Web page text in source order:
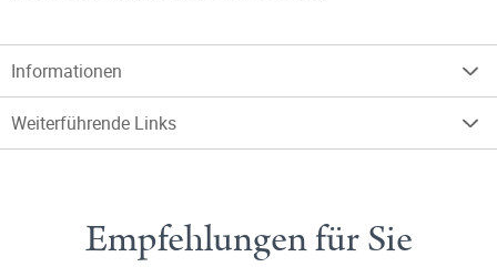
Informationen
Weiterführende Links
Empfehlungen für Sie